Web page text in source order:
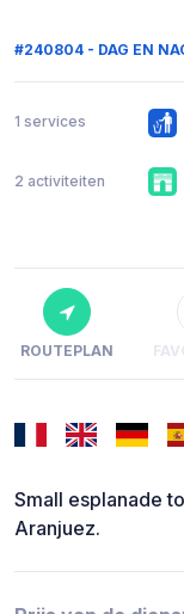
#240804 - DAG EN
1 services
2 activiteiten
ROUTEPLAN
Small esplanade
Aranjuez.